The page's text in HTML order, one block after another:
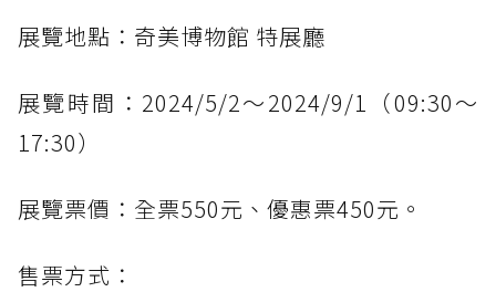
展覽地點：奇美博物館 特展廳
展覽時間：2024/5/2～2024/9/1（09:30～
17:30）
展覽票價：全票550元、優惠票450元。
售票方式：